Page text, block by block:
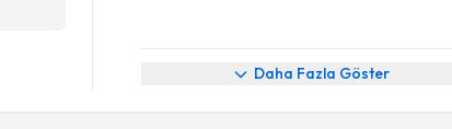
Daha Fazla Göster